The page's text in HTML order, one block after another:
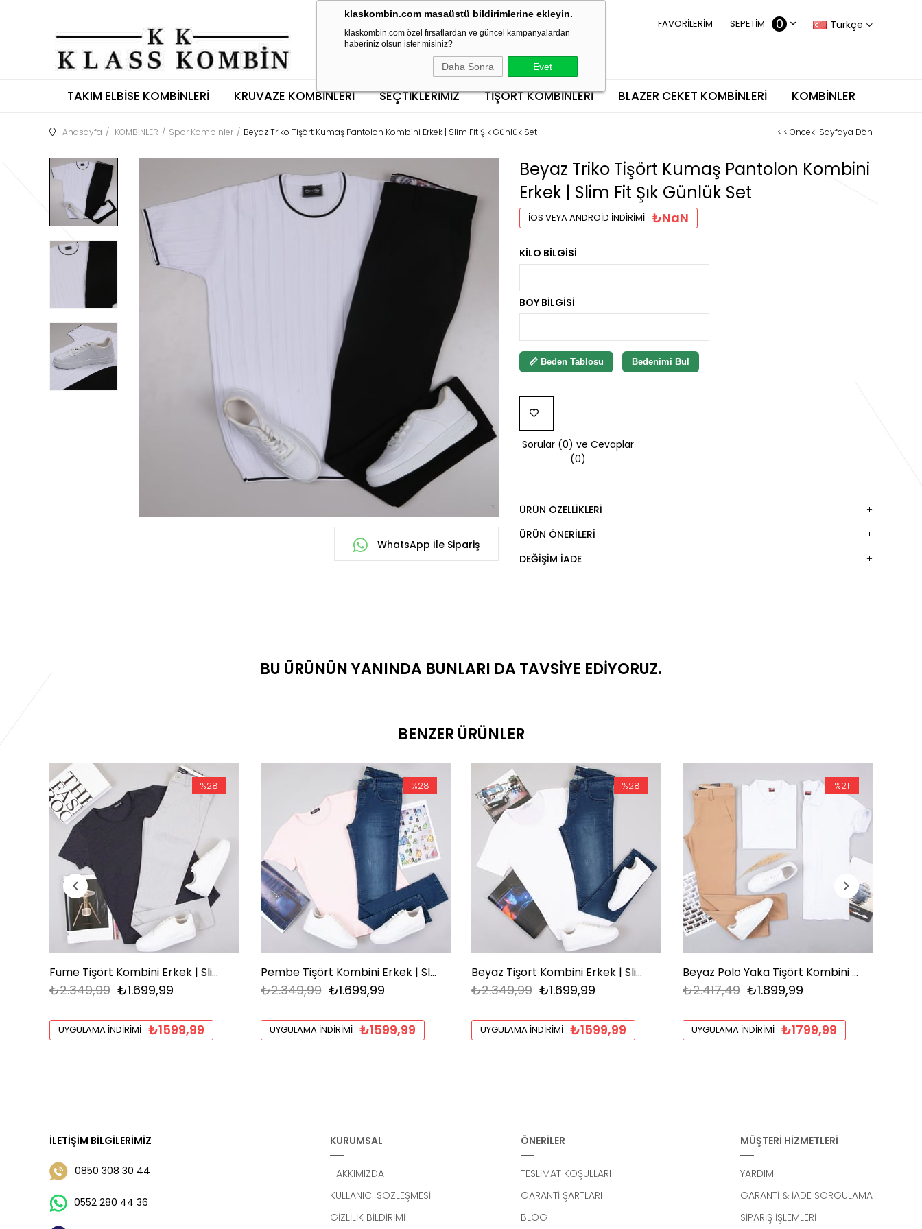
klaskombin.com masaüstü bildirimlerine ekleyin.
klaskombin.com özel fırsatlardan ve güncel kampanyalardan
haberiniz olsun ister misiniz?
Daha Sonra Evet
Türkçe
SEPETIM 0
FAVORILERIM
TAKIM ELBISE KOMBINLERI KRUVAZE KOMBINLERI SEÇTİKLERİMİZ TIŞÖRT KOMBINLERI BLAZER CEKET KOMBINLERI KOMBINLER
Anasayfa KOMBİNLER Spor Kombinler Beyaz Triko Tişört Kumaş Pantolon Kombini Erkek | Slim Fit Şık Günlük Set < < Önceki Sayfaya Dön
WhatsApp İle Sipariş
Beyaz Triko Tişört Kumaş Pantolon Kombini
Erkek | Slim Fit Şık Günlük Set
İOS VEYA ANDROID İNDIRIMI ₺NaN
KILO BILGISI
BOY BILGISI
📏 Beden Tablosu Bedenimi Bul
FAVORILERE
EKLE
Sorular (0) ve Cevaplar
(0)
ÜRÜN ÖZELLIKLERI
ÜRÜN ÖNERILERI
DEĞIŞIM İADE
BU ÜRÜNÜN YANINDA BUNLARI DA TAVSIYE EDIYORUZ.
BENZER ÜRÜNLER
Füme Tişört Kombini Erkek | Slim Fit Şık Komple Set
₺1.699,99
₺2.349,99
UYGULAMA İNDIRIMI ₺1599,99
%28
Pembe Tişört Kombini Erkek | Slim Fit Şık Komple Set
₺1.699,99
₺2.349,99
UYGULAMA İNDIRIMI ₺1599,99
%28
Beyaz Tişört Kombini Erkek | Slim Fit Şık Komple Set
₺1.699,99
₺2.349,99
UYGULAMA İNDIRIMI ₺1599,99
%28
Beyaz Polo Yaka Tişört Kombini Erkek | Slim Fit Şık Komple Set
₺1.899,99
₺2.417,49
UYGULAMA İNDIRIMI ₺1799,99
%21
İLETIŞIM BILGILERIMIZ
0850 308 30 44
0552 280 44 36
KURUMSAL
HAKKIMIZDA
KULLANICI SÖZLEŞMESİ
GİZLİLİK BİLDİRİMİ
ÖNERİLER
TESLİMAT KOŞULLARI
GARANTİ ŞARTLARI
BLOG
MÜŞTERİ HİZMETLERİ
YARDIM
GARANTİ & İADE SORGULAMA
SİPARİŞ İŞLEMLERİ